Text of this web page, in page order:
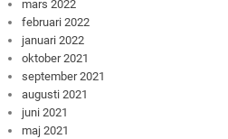
mars 2022
februari 2022
januari 2022
oktober 2021
september 2021
augusti 2021
juni 2021
maj 2021